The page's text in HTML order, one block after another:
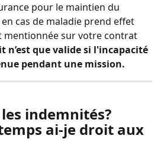
pour le maintien du
cas de maladie prend effet
mentionnée sur votre contrat
n’est que valide si l'incapacité
pendant une mission.
indemnités?
ai-je droit aux